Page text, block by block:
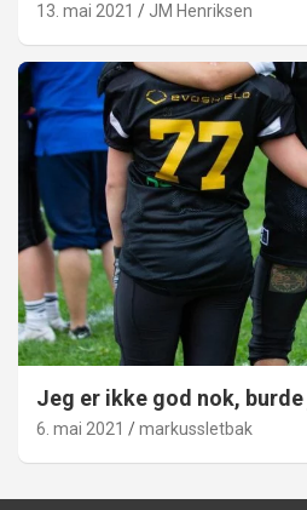
13. mai 2021 JM Henriksen
Jeg er ikke god nok,
6. mai 2021 markussletbak